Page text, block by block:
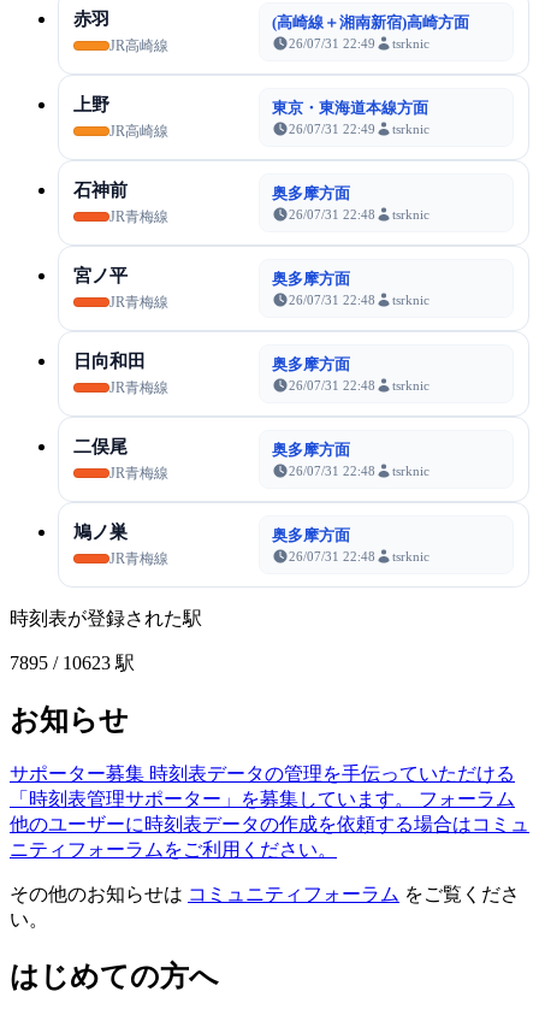
赤羽
JR高崎線
(高崎線＋湘南新宿)高崎方面
26/07/31 22:49 tsrknic
上野
JR高崎線
東京・東海道本線方面
26/07/31 22:49 tsrknic
石神前
JR青梅線
奥多摩方面
26/07/31 22:48 tsrknic
宮ノ平
JR青梅線
奥多摩方面
26/07/31 22:48 tsrknic
日向和田
JR青梅線
奥多摩方面
26/07/31 22:48 tsrknic
二俣尾
JR青梅線
奥多摩方面
26/07/31 22:48 tsrknic
鳩ノ巣
JR青梅線
奥多摩方面
26/07/31 22:48 tsrknic
時刻表が登録された駅
7895 / 10623 駅
お知らせ
サポーター募集 時刻表データの管理を手伝っていただける
「時刻表管理サポーター」を募集しています。
フォーラム
他のユーザーに時刻表データの作成を依頼する場合はコミュ
ニティフォーラムをご利用ください。
その他のお知らせは コミュニティフォーラム をご覧くださ
い。
はじめての方へ